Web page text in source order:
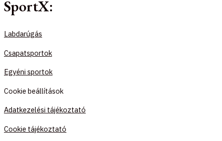
SportX:
Labdarúgás
Csapatsportok
Egyéni sportok
Cookie beállítások
Adatkezelési tájékoztató
Cookie tájékoztató